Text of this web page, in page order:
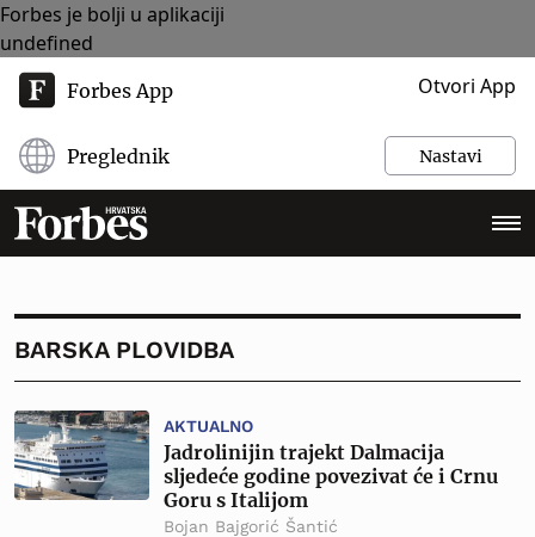
Forbes je bolji u aplikaciji
undefined
Forbes App Otvori App
Preglednik Nastavi
BARSKA PLOVIDBA
AKTUALNO
Jadrolinijin trajekt Dalmacija
sljedeće godine povezivat će i Crnu
Goru s Italijom
Bojan Bajgorić Šantić